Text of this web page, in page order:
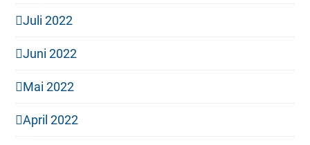
Juli 2022
Juni 2022
Mai 2022
April 2022